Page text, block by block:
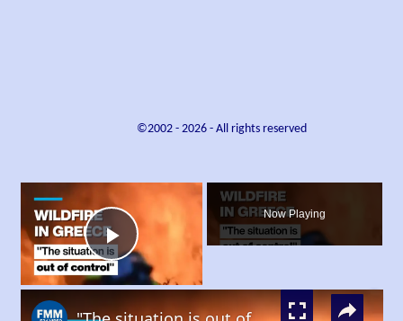
©2002 - 2026- All rights reserved
×
Play
Now Playing
×